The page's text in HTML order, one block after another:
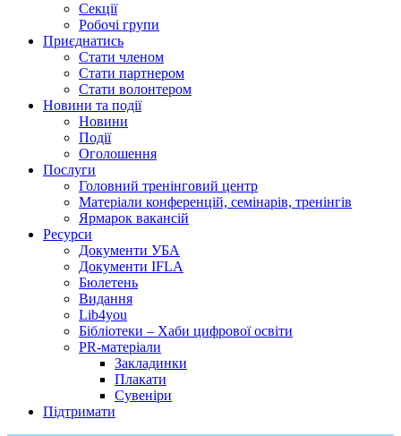
Секції
Робочі групи
Приєднатись
Стати членом
Стати партнером
Стати волонтером
Новини та події
Новини
Події
Оголошення
Послуги
Головний тренінговий центр
Матеріали конференцій, семінарів, тренінгів
Ярмарок вакансій
Ресурси
Документи УБА
Документи IFLA
Бюлетень
Видання
Lib4you
Бібліотеки – Хаби цифрової освіти
PR-матеріали
Закладинки
Плакати
Сувеніри
Підтримати